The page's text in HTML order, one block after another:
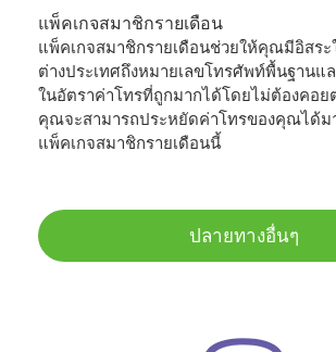
แพ็คเกจสมาชิกรายเดือน
แพ็คเกจสมาชิกรายเดือนช่วยให้คุณมีอิสระ
ต่างประเทศถึงหมายเลขโทรศัพท์พื้นฐานแ
ในอัตราค่าโทรที่ถูกมากได้โดยไม่ต้องคอย
คุณจะสามารถประหยัดค่าโทรของคุณได้ม
แพ็คเกจสมาชิกรายเดือนนี้
ปลายทางอื่นๆ